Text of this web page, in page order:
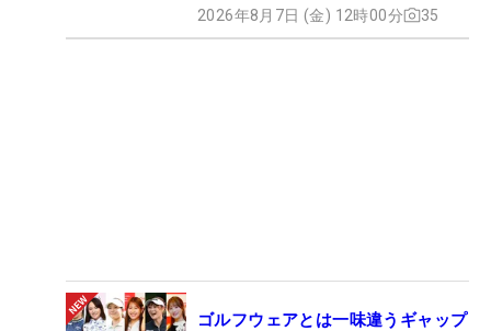
2026年8月7日 (金) 12時00分 35
ゴルフウェアとは一味違うギャップ